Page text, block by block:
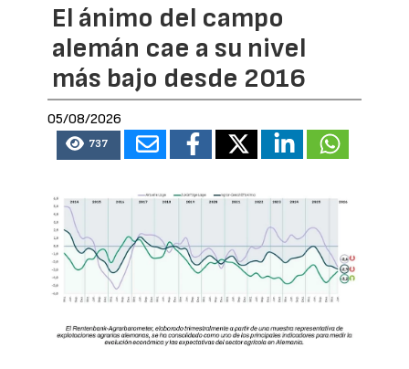
El ánimo del campo
alemán cae a su nivel
más bajo desde 2016
05/08/2026
737